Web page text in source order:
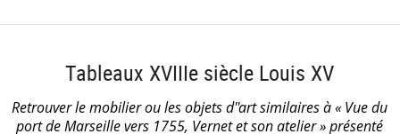
Tableaux XVIIIe siècle Louis XV
Retrouver le mobilier ou les objets d''art similaires à « Vue du
port de Marseille vers 1755, Vernet et son atelier » présenté